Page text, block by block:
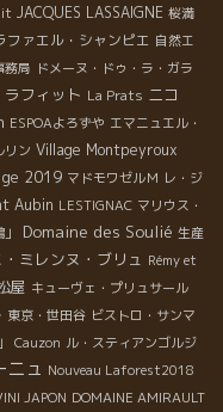
JACQUES LASSAIGNE 桜満
ファエル・シャンピエ 自然エ
務局 ドメーヌ・ドゥ・ラ・ガラ
フィット La Prats ニコ
ESPOAよろずや エマニュエル・
リン Village Montpeyroux
2019 マドモワゼルＭ レ・ジ
Aubin LESTIGNAC マリウス・
Domaine des Soulié 生産
・ミレンヌ・ブリュ Rémy et
屋 キューヴェ・プリュサール
東京・世田谷 ビストロ・サンマ
Cauzon ル・スティアンゴルジ
ニュ Nouveau Laforest2018
JAPON DOMAINE AMIRAULT